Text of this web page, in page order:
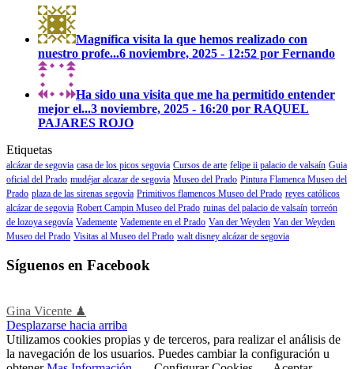
Magnífica visita la que hemos realizado con
nuestro profe...6 noviembre, 2025 - 12:52 por Fernando
Ha sido una visita que me ha permitido entender
mejor el...3 noviembre, 2025 - 16:20 por RAQUEL
PAJARES ROJO
Etiquetas
alcázar de segovia casa de los picos segovia Cursos de arte felipe ii palacio de valsaín Guia
oficial del Prado mudéjar alcazar de segovia Museo del Prado Pintura Flamenca Museo del
Prado plaza de las sirenas segovía Primitivos flamencos Museo del Prado reyes católicos
alcázar de segovia Robert Campin Museo del Prado ruinas del palacio de valsaín torreón
de lozoya segovía Vademente Vademente en el Prado Van der Weyden Van der Weyden
Museo del Prado Visitas al Museo del Prado walt disney alcázar de segovia
Síguenos en Facebook
Gina Vicente ♟
Desplazarse hacia arriba
Utilizamos cookies propias y de terceros, para realizar el análisis de
la navegación de los usuarios. Puedes cambiar la configuración u